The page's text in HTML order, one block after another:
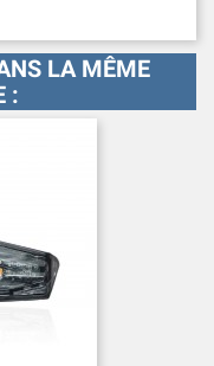
LA MÊME
: